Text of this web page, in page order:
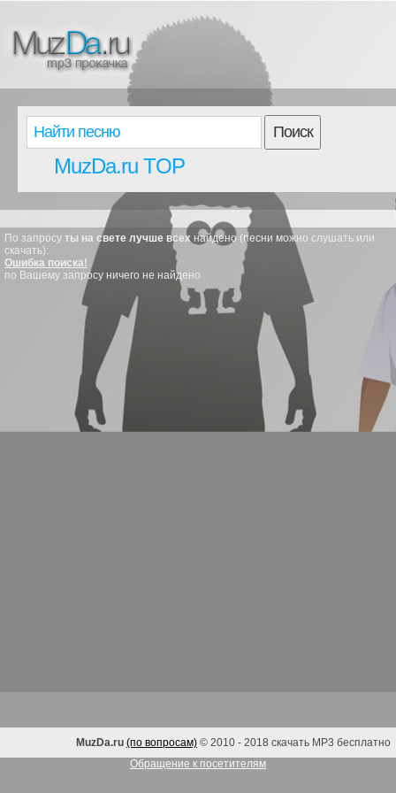
Поиск
MuzDa.ru TOP
По запросу ты на свете лучше всех найдено (песни можно слушать или
скачать):
Ошибка поиска!
по Вашему запросу ничего не найдено
MuzDa.ru (по вопросам) © 2010 - 2018 скачать MP3 бесплатно
Обращение к посетителям